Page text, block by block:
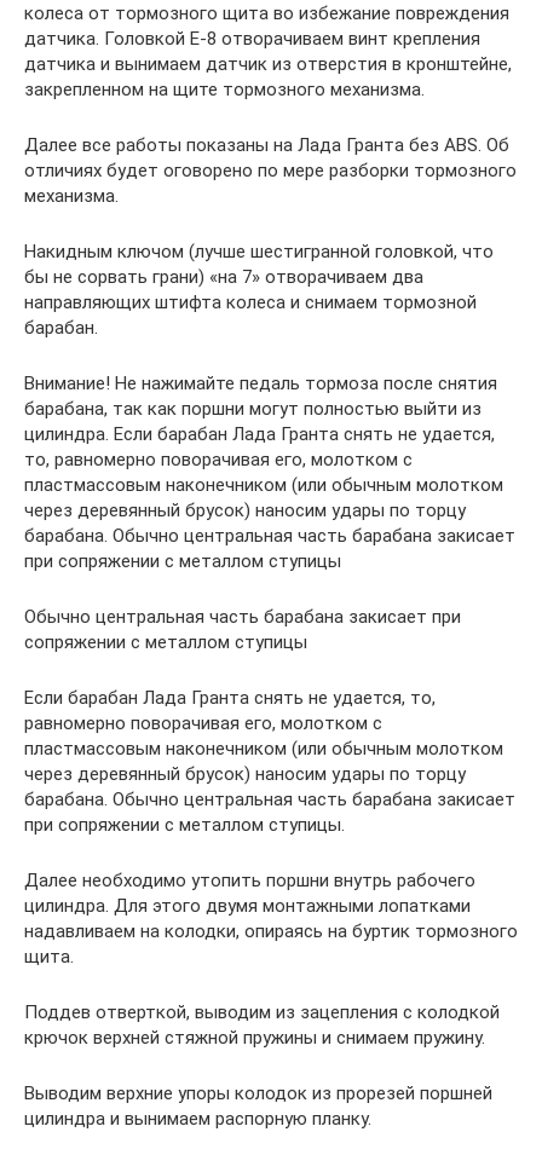
колеса от тормозного щита во избежание повреждения
датчика. Головкой Е-8 отворачиваем винт крепления
датчика и вынимаем датчик из отверстия в кронштейне,
закрепленном на щите тормозного механизма.
Далее все работы показаны на Лада Гранта без ABS. Об
отличиях будет оговорено по мере разборки тормозного
механизма.
Накидным ключом (лучше шестигранной головкой, что
бы не сорвать грани) «на 7» отворачиваем два
направляющих штифта колеса и снимаем тормозной
барабан.
Внимание! Не нажимайте педаль тормоза после снятия
барабана, так как поршни могут полностью выйти из
цилиндра. Если барабан Лада Гранта снять не удается,
то, равномерно поворачивая его, молотком с
пластмассовым наконечником (или обычным молотком
через деревянный брусок) наносим удары по торцу
барабана. Обычно центральная часть барабана закисает
при сопряжении с металлом ступицы
Обычно центральная часть барабана закисает при
сопряжении с металлом ступицы
Если барабан Лада Гранта снять не удается, то,
равномерно поворачивая его, молотком с
пластмассовым наконечником (или обычным молотком
через деревянный брусок) наносим удары по торцу
барабана. Обычно центральная часть барабана закисает
при сопряжении с металлом ступицы.
Далее необходимо утопить поршни внутрь рабочего
цилиндра. Для этого двумя монтажными лопатками
надавливаем на колодки, опираясь на буртик тормозного
щита.
Поддев отверткой, выводим из зацепления с колодкой
крючок верхней стяжной пружины и снимаем пружину.
Выводим верхние упоры колодок из прорезей поршней
цилиндра и вынимаем распорную планку.